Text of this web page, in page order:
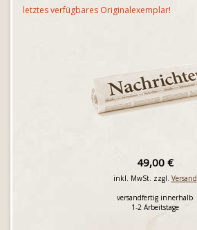
letztes verfügbares Originalexemplar!
49,00 €
inkl. MwSt. zzgl. Versand
versandfertig innerhalb
1-2 Arbeitstage